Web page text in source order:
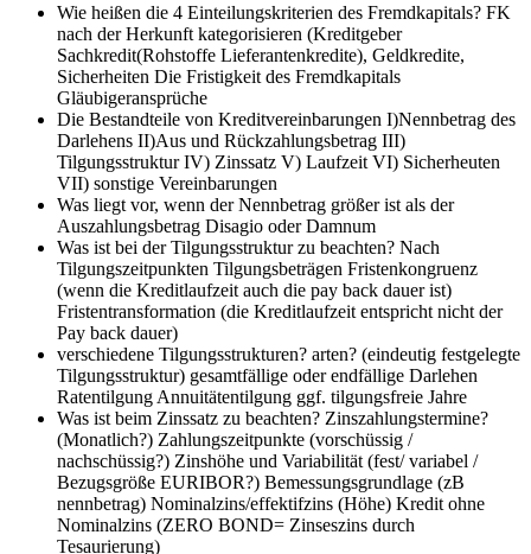
Wie heißen die 4 Einteilungskriterien des Fremdkapitals? FK
nach der Herkunft kategorisieren (Kreditgeber
Sachkredit(Rohstoffe Lieferantenkredite), Geldkredite,
Sicherheiten Die Fristigkeit des Fremdkapitals
Gläubigeransprüche
Die Bestandteile von Kreditvereinbarungen I)Nennbetrag des
Darlehens II)Aus und Rückzahlungsbetrag III)
Tilgungsstruktur IV) Zinssatz V) Laufzeit VI) Sicherheuten
VII) sonstige Vereinbarungen
Was liegt vor, wenn der Nennbetrag größer ist als der
Auszahlungsbetrag Disagio oder Damnum
Was ist bei der Tilgungsstruktur zu beachten? Nach
Tilgungszeitpunkten Tilgungsbeträgen Fristenkongruenz
(wenn die Kreditlaufzeit auch die pay back dauer ist)
Fristentransformation (die Kreditlaufzeit entspricht nicht der
Pay back dauer)
verschiedene Tilgungsstrukturen? arten? (eindeutig festgelegte
Tilgungsstruktur) gesamtfällige oder endfällige Darlehen
Ratentilgung Annuitätentilgung ggf. tilgungsfreie Jahre
Was ist beim Zinssatz zu beachten? Zinszahlungstermine?
(Monatlich?) Zahlungszeitpunkte (vorschüssig /
nachschüssig?) Zinshöhe und Variabilität (fest/ variabel /
Bezugsgröße EURIBOR?) Bemessungsgrundlage (zB
nennbetrag) Nominalzins/effektifzins (Höhe) Kredit ohne
Nominalzins (ZERO BOND= Zinseszins durch
Tesaurierung)